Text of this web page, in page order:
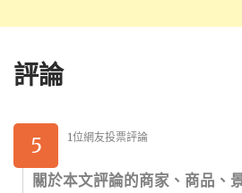
評論
5 1位網友投票評論
關於本文評論的商家、商品、